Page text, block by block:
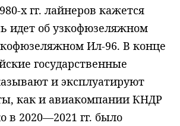
х гг. лайнеров кажется
идет об узкофюзеляжном
Ил-96. В конце
государственные
и эксплуатируют
как и авиакомпании КНДР
в 2020—2021 гг. было